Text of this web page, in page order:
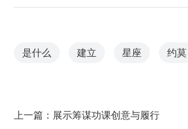
是什么 建立 星座 约莫
上一篇： 展示筹谋功课创意与履行